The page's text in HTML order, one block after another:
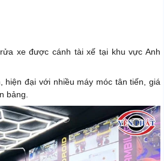
xe được cánh tài xế tại khu vực Anh
hiện đại với nhiều máy móc tân tiến, giá
bảng.